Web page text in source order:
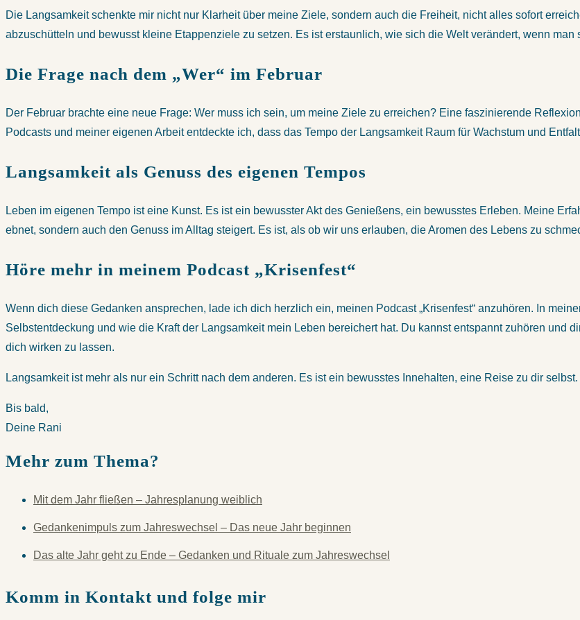
Die Langsamkeit schenkte mir nicht nur Klarheit über meine Ziele, sondern auch die Freiheit, nicht alles sofort
abzuschütteln und bewusst kleine Etappenziele zu setzen. Es ist erstaunlich, wie sich die Welt verändert, wenn
Die Frage nach dem „Wer“ im Februar
Der Februar brachte eine neue Frage: Wer muss ich sein, um meine Ziele zu erreichen? Eine faszinierende
Podcasts und meiner eigenen Arbeit entdeckte ich, dass das Tempo der Langsamkeit Raum für Wachstum und
Langsamkeit als Genuss des eigenen Tempos
Leben im eigenen Tempo ist eine Kunst. Es ist ein bewusster Akt des Genießens, ein bewusstes Erleben. Meine
ebnet, sondern auch den Genuss im Alltag steigert. Es ist, als ob wir uns erlauben, die Aromen des Lebens zu
Höre mehr in meinem Podcast „Krisenfest“
Wenn dich diese Gedanken ansprechen, lade ich dich herzlich ein, meinen Podcast „Krisenfest“ anzuhören. In
Selbstentdeckung und wie die Kraft der Langsamkeit mein Leben bereichert hat. Du kannst entspannt zuhören und
dich wirken zu lassen.
Langsamkeit ist mehr als nur ein Schritt nach dem anderen. Es ist ein bewusstes Innehalten, eine Reise zu dir
Bis bald,
Deine Rani
Mehr zum Thema?
Mit dem Jahr fließen – Jahresplanung weiblich
Gedankenimpuls zum Jahreswechsel – Das neue Jahr beginnen
Das alte Jahr geht zu Ende – Gedanken und Rituale zum Jahreswechsel
Komm in Kontakt und folge mir